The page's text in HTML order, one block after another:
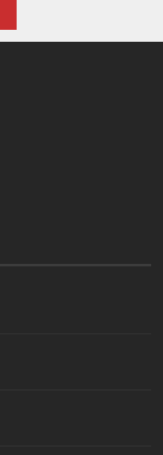
basını
seçim